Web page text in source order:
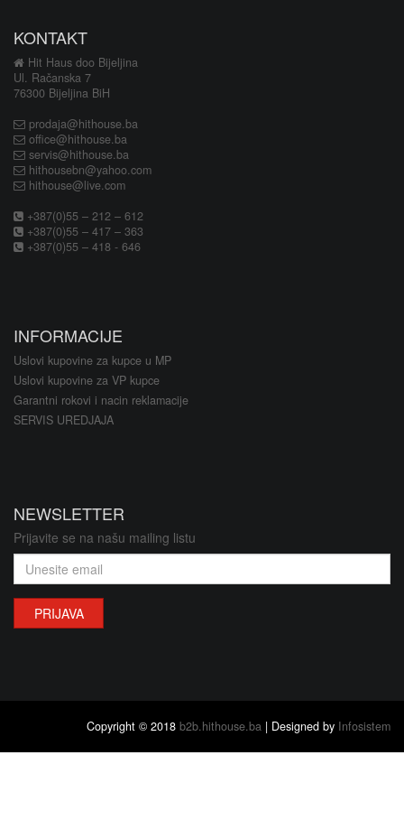
KONTAKT
Hit Haus doo Bijeljina
Ul. Račanska 7
76300 Bijeljina BiH
prodaja@hithouse.ba
office@hithouse.ba
servis@hithouse.ba
hithousebn@yahoo.com
hithouse@live.com
+387(0)55 – 212 – 612
+387(0)55 – 417 – 363
+387(0)55 – 418 - 646
INFORMACIJE
Uslovi kupovine za kupce u MP
Uslovi kupovine za VP kupce
Garantni rokovi i nacin reklamacije
SERVIS UREDJAJA
NEWSLETTER
Prijavite se na našu mailing listu
PRIJAVA
Copyright © 2018 b2b.hithouse.ba | Designed by Infosistem